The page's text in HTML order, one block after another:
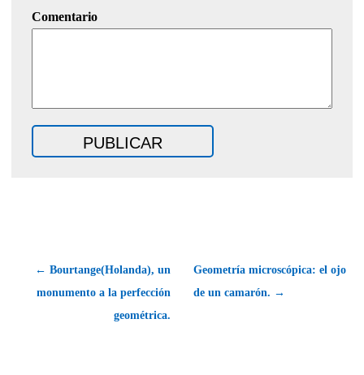
Comentario
← Bourtange(Holanda), un
monumento a la perfección
geométrica.
Geometría microscópica: el ojo
de un camarón. →